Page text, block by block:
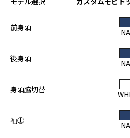
バックパック